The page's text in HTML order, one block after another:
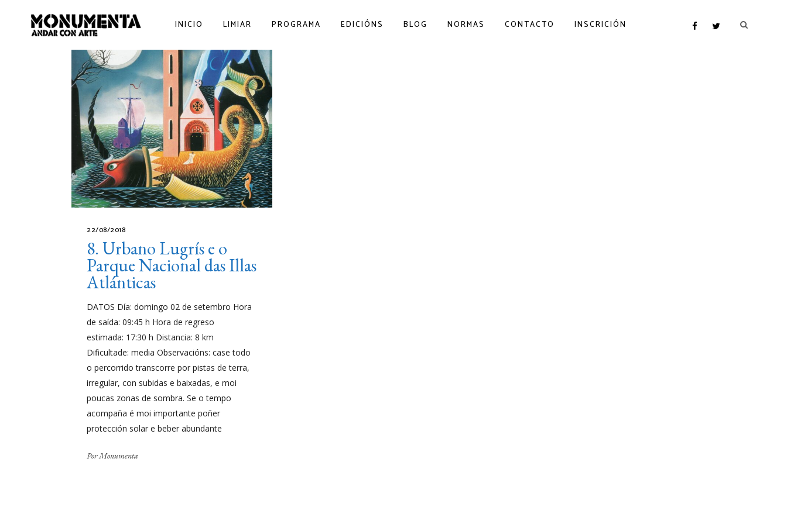
INICIO LIMIAR PROGRAMA EDICIÓNS BLOG NORMAS CONTACTO INSCRICIÓN
22/08/2018
8. Urbano Lugrís e o
Parque Nacional das Illas
Atlánticas
DATOS Día: domingo 02 de setembro Hora
de saída: 09:45 h Hora de regreso
estimada: 17:30 h Distancia: 8 km
Dificultade: media Observacións: case todo
o percorrido transcorre por pistas de terra,
irregular, con subidas e baixadas, e moi
poucas zonas de sombra. Se o tempo
acompaña é moi importante poñer
protección solar e beber abundante
PorMonumenta